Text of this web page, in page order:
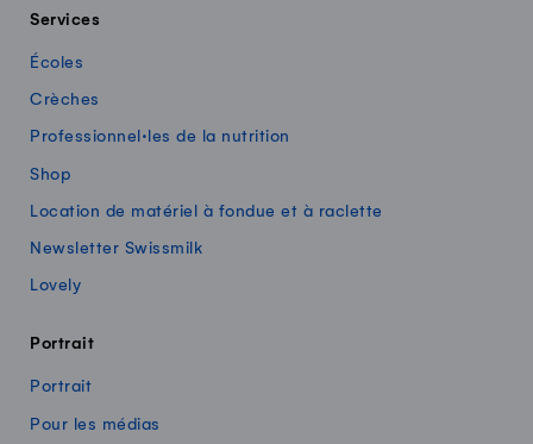
Services
Écoles
Crèches
Professionnel·les de la nutrition
Shop
Location de matériel à fondue et à raclette
Newsletter Swissmilk
Lovely
Portrait
Portrait
Pour les médias